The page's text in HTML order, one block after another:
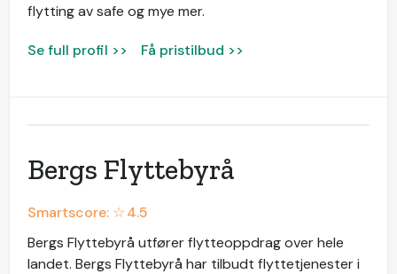
flytting av safe og mye mer.
Se full profil >> Få pristilbud >>
Bergs Flyttebyrå
Smartscore: ☆4.5
Bergs Flyttebyrå utfører flytteoppdrag over hele
landet. Bergs Flyttebyrå har tilbudt flyttetjenester i